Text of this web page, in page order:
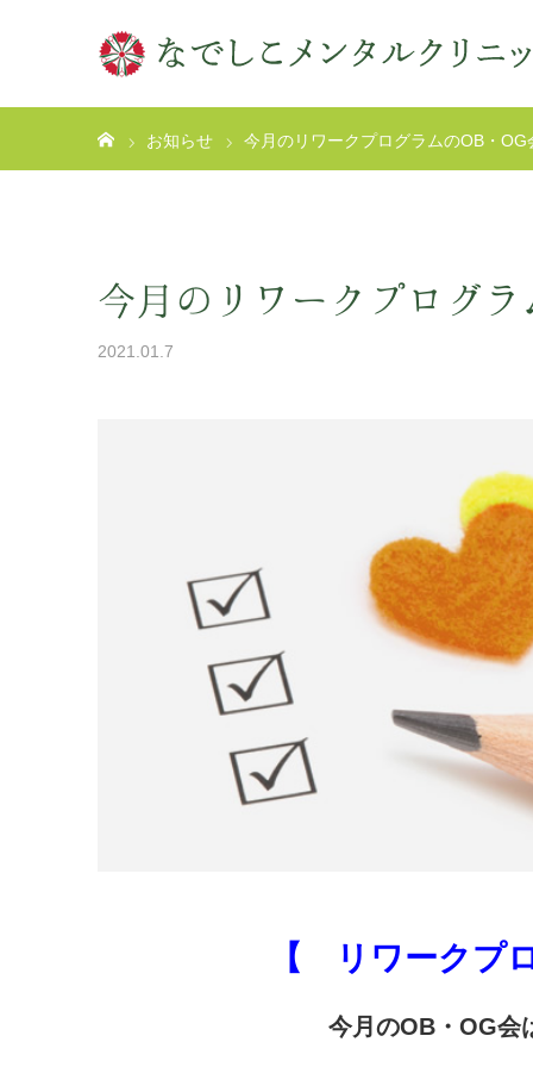
お知らせ 今月のリワークプログラムのOB・OG
今月のリワークプログラ
2021.01.7
【 リワークプ
今月のOB・OG会